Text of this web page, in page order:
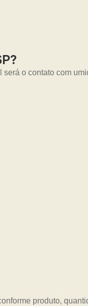
o contato com
produto,